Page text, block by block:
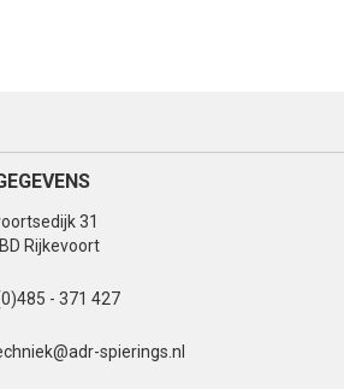
31
Rijkevoort
- 371 427
spierings.nl